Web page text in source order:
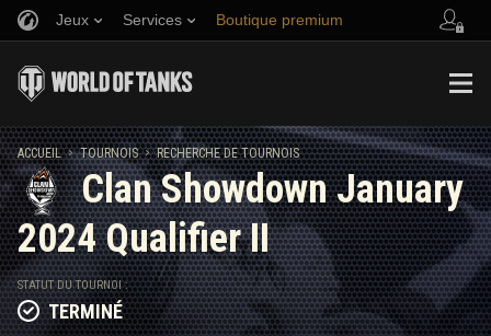
Jeux Services Boutique premium
Musique
Politique de fair-play
Wargaming.net Game Center
Guide des Butins Twitch
Parrainer un ami
Discord
Centre des mods
Médias
ACCUEIL TOURNOIS RECHERCHE DE TOURNOIS
Clan Showdown January
2024 Qualifier II
STATUT DU TOURNOI :
TERMINÉ